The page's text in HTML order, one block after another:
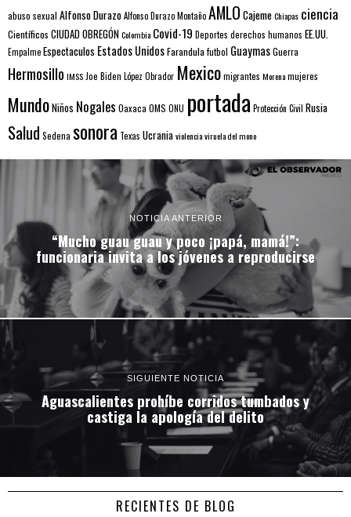
abuso sexual Alfonso DurazoAlfonso Durazo MontañoAMLO CajemeChiapas ciencia
Científicos CIUDAD OBREGÓNColombia Covid-19 Deportes derechos humanos EE.UU.
EmpalmeEspectaculos Estados UnidosFarandulafutbol GuaymasGuerra
Hermosillo IMSS Joe Biden López Obrador Mexicomigrantes Morenamujeres
MundoNiños Nogales Oaxaca OMS ONU portada Protección Civil Rusia
Salud Sedena sonora Texas Ucraniaviolenciaviruela del mono
NOTICIA ANTERIOR
“Mucho guau guau y poco ¡papá, mamá!”:
funcionaria invita a los jóvenes a reproducirse
SIGUIENTE NOTICIA
Aguascalientes prohíbe corridos tumbados y
castiga la apología del delito
RECIENTES DE BLOG